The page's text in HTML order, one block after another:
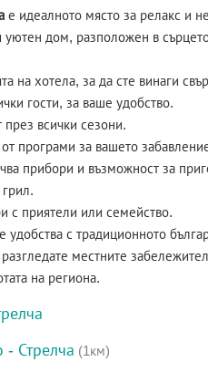
е идеалното място за релакс и
уютен дом, разположен в
на хотела, за да сте винаги
гости, за ваше удобство.
всички сезони.
програми за вашето
прибори и възможност за
с приятели или семейство.
удобства с традиционното
местните
на региона.
Стрелча (1км)